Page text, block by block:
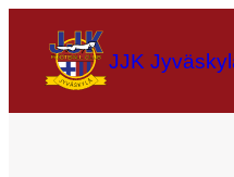
JJK